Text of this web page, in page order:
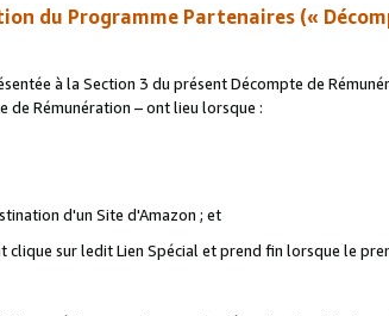
du Programme Partenaires («
à la Section 3 du présent Décompte de
de Rémunération – ont lieu lorsque :
d'un Site d'Amazon ; et
sur ledit Lien Spécial et prend fin lorsque le